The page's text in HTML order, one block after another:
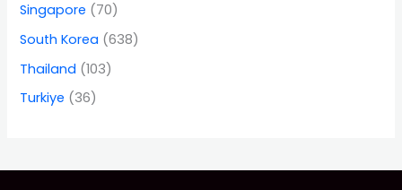
Singapore (70)
South Korea (638)
Thailand (103)
Turkiye (36)